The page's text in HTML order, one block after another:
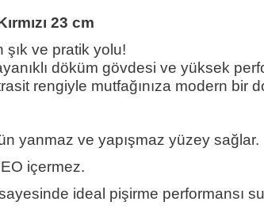
23 cm
şık ve pratik yolu!
döküm gövdesi ve yüksek
rengiyle mutfağınıza modern
yanmaz ve yapışmaz yüzey sağlar.
içermez.
sayesinde ideal pişirme performansı